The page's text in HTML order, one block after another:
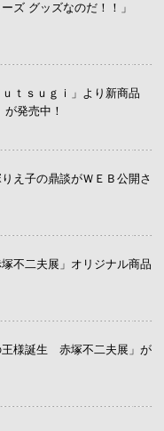
ズ グッズなのだ！！」
ｔｓｕｇｉ」より新商品
が発売中！
え子の鼎談がＷＥＢ公開さ
不二夫展」オリジナル商品
王様誕生 赤塚不二夫展」が